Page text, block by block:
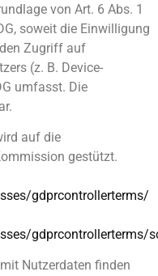
von Art. 6 Abs. 1
soweit die Einwilligung
Zugriff auf
(z. B. Device-
umfasst. Die
auf die
gestützt.
gdprcontrollerterms/
gdprcontrollerterms/
Nutzerdaten finden